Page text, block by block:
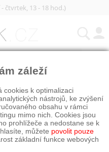
čtvrtek, 13 - 18 hod.)
záleží
cookies k optimalizaci
nástrojů, ke zvýšení
obsahu v rámci
mimo nich. Cookies jsou
prohlížeče a nedostane se k
můžete povolit pouze
základní funkce webových